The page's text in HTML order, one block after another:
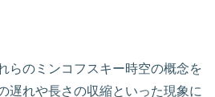
らのミンコフスキー時空の概念を
遅れや長さの収縮といった現象に